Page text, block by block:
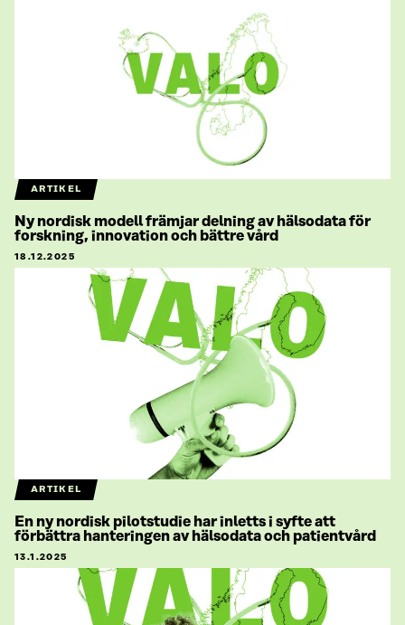
ARTIKEL
Ny nordisk modell främjar delning av hälsodata för
forskning, innovation och bättre vård
18.12.2025
ARTIKEL
En ny nordisk pilotstudie har inletts i syfte att
förbättra hanteringen av hälsodata och patientvård
13.1.2025